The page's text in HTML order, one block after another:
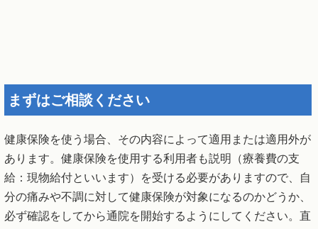
まずはご相談ください
健康保険を使う場合、その内容によって適用または適用外が
あります。健康保険を使用する利用者も説明（療養費の支
給：現物給付といいます）を受ける必要がありますので、自
分の痛みや不調に対して健康保険が対象になるのかどうか、
必ず確認をしてから通院を開始するようにしてください。直